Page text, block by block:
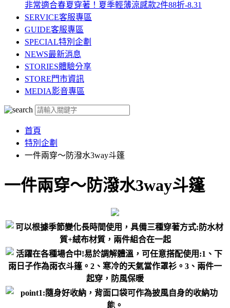
非常適合春夏穿著！夏季輕薄涼感款2件88折-8.31
SERVICE客服專區
GUIDE客服專區
SPECIAL特別企劃
NEWS最新消息
STORIES體驗分享
STORE門市資訊
MEDIA影音專區
首頁
特別企劃
一件兩穿～防潑水3way斗篷
一件兩穿～防潑水3way斗篷